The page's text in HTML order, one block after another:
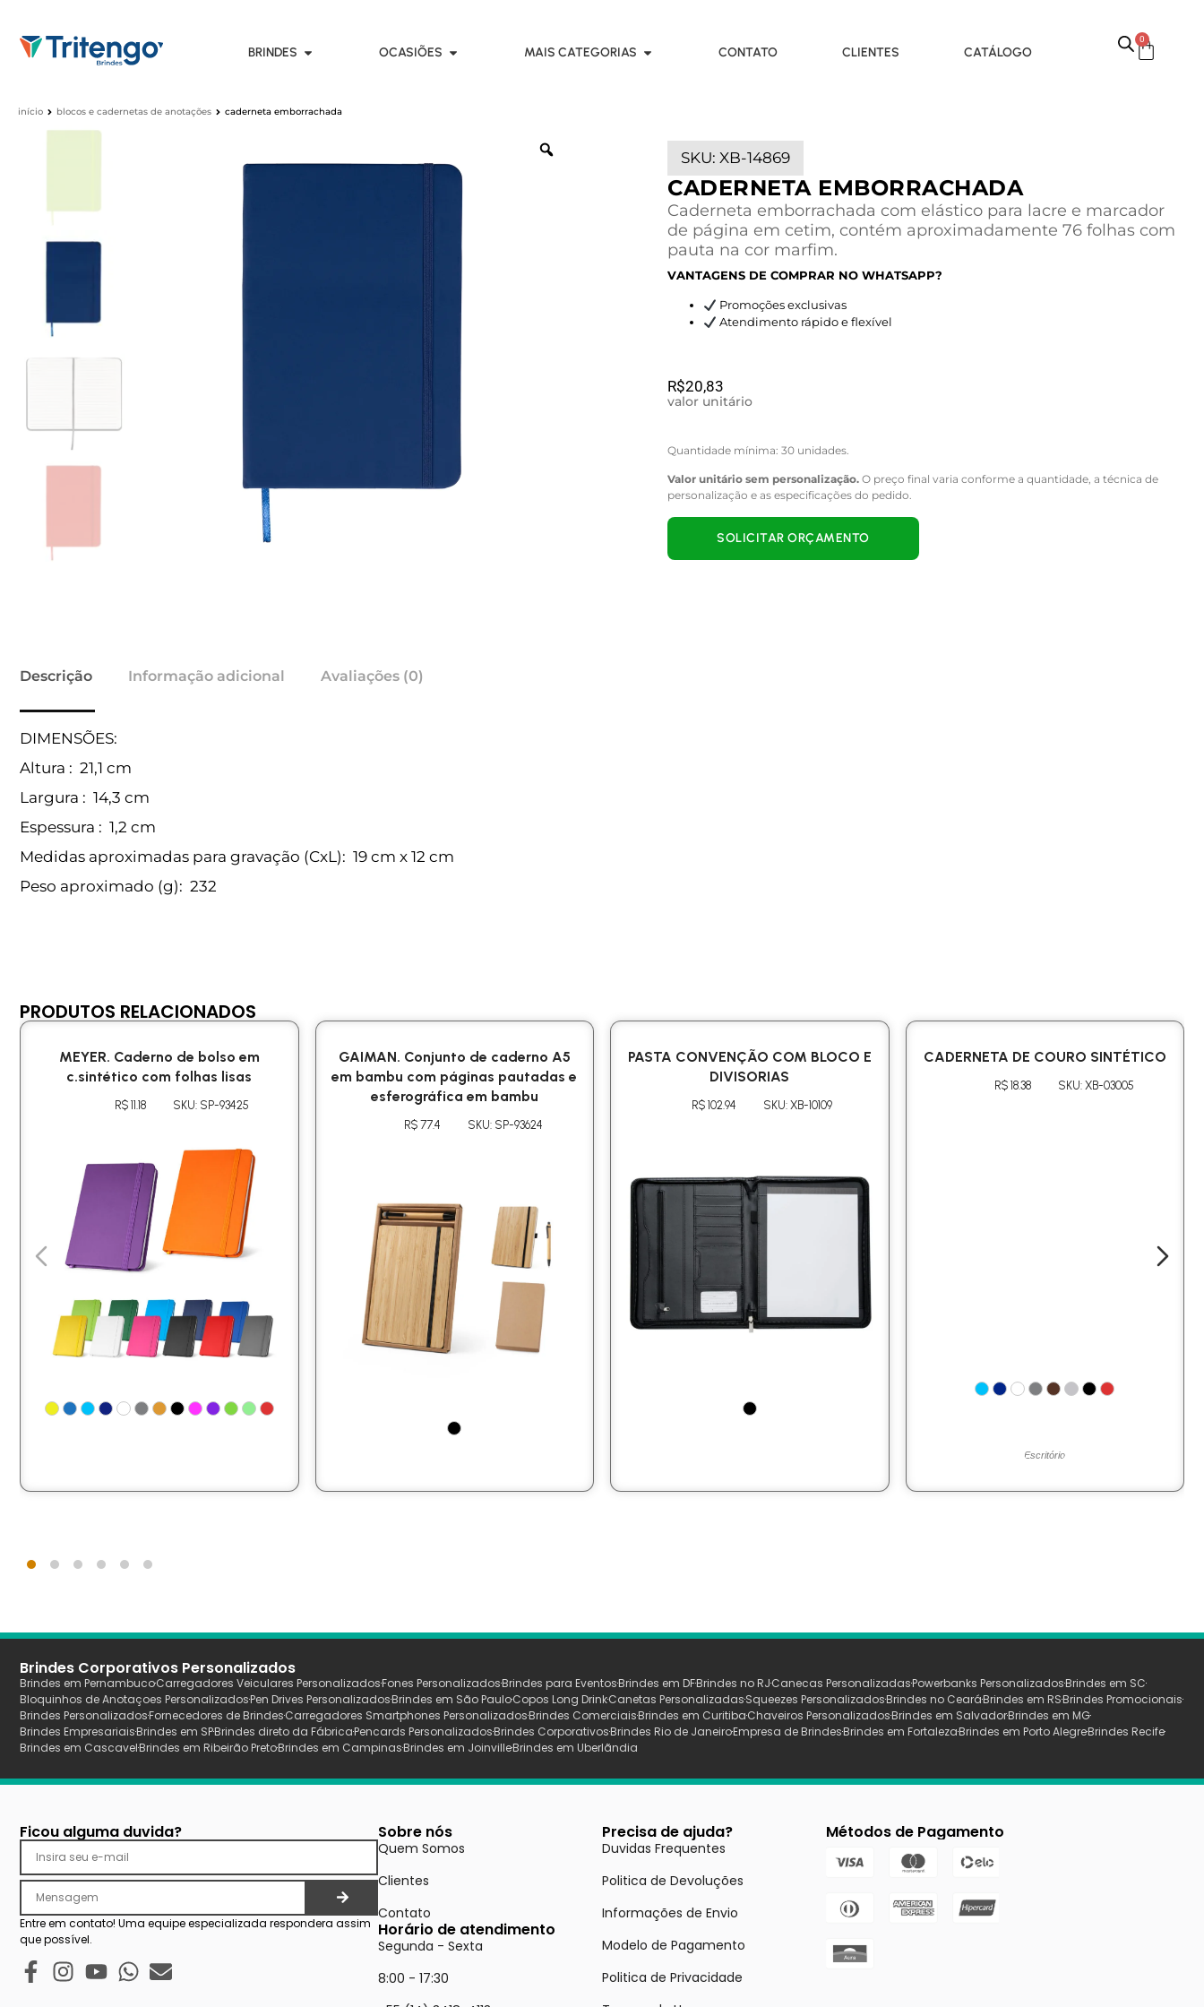
BRINDES OCASIÕES MAIS CATEGORIAS CONTATO CLIENTES CATÁLOGO
0
início blocos e cadernetas de anotações caderneta emborrachada
SKU: XB-14869
CADERNETA EMBORRACHADA
Caderneta emborrachada com elástico para lacre e marcador
de página em cetim, contém aproximadamente 76 folhas com
pauta na cor marfim.
VANTAGENS DE COMPRAR NO WHATSAPP?
Promoções exclusivas
Atendimento rápido e flexível
R$20,83
valor unitário
Quantidade mínima: 30 unidades.
Valor unitário sem personalização. O preço final varia conforme a quantidade, a técnica de
personalização e as especificações do pedido.
SOLICITAR ORÇAMENTO
Descrição Informação adicional Avaliações (0)
DIMENSÕES:
Altura : 21,1 cm
Largura : 14,3 cm
Espessura : 1,2 cm
Medidas aproximadas para gravação (CxL): 19 cm x 12 cm
Peso aproximado (g): 232
PRODUTOS RELACIONADOS
MEYER. Caderno de bolso em
c.sintético com folhas lisas
R$ 11.18 SKU: SP-93425
GAIMAN. Conjunto de caderno A5
em bambu com páginas pautadas e
esferográfica em bambu
R$ 77.4 SKU: SP-93624
PASTA CONVENÇÃO COM BLOCO E
DIVISORIAS
R$ 102.94 SKU: XB-10109
CADERNETA DE COURO SINTÉTICO
R$ 18.38 SKU: XB-03005
Escritório
Brindes Corporativos Personalizados
Brindes em PernambucoCarregadores Veiculares PersonalizadosFones PersonalizadosBrindes para EventosBrindes em DFBrindes no RJCanecas PersonalizadasPowerbanks PersonalizadosBrindes em SC
Bloquinhos de Anotaçoes PersonalizadosPen Drives PersonalizadosBrindes em São PauloCopos Long DrinkCanetas PersonalizadasSqueezes PersonalizadosBrindes no CearáBrindes em RSBrindes Promocionais
Brindes PersonalizadosFornecedores de BrindesCarregadores Smartphones PersonalizadosBrindes ComerciaisBrindes em CuritibaChaveiros PersonalizadosBrindes em SalvadorBrindes em MG
Brindes EmpresariaisBrindes em SPBrindes direto da FábricaPencards PersonalizadosBrindes CorporativosBrindes Rio de JaneiroEmpresa de BrindesBrindes em FortalezaBrindes em Porto AlegreBrindes Recife
Brindes em CascavelBrindes em Ribeirão PretoBrindes em CampinasBrindes em JoinvilleBrindes em Uberlãndia
Ficou alguma duvida?
Entre em contato! Uma equipe especializada respondera assim
que possível.
Sobre nós
Quem Somos
Clientes
Contato
Horário de atendimento
Segunda - Sexta
8:00 - 17:30
Precisa de ajuda?
Duvidas Frequentes
Politica de Devoluções
Informações de Envio
Modelo de Pagamento
Politica de Privacidade
Métodos de Pagamento